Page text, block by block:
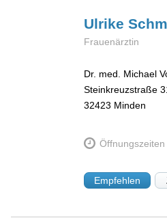
Ulrike
Frauenärztin
Dr. med. Michael
Steinkreuzstraße
32423 Minden
Öffnungszeiten
Empfehlen